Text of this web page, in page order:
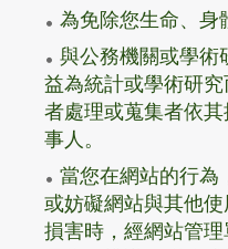
為免除您生命、身
與公務機關或學術
益為統計或學術研
者處理或蒐集者依
事人。
當您在網站的行為
或妨礙網站與其他
損害時，經網站管